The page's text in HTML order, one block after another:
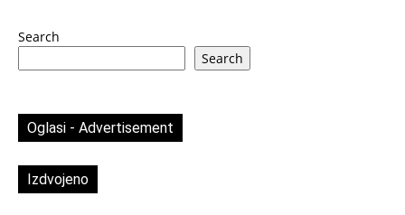
Search
Search
Oglasi - Advertisement
Izdvojeno